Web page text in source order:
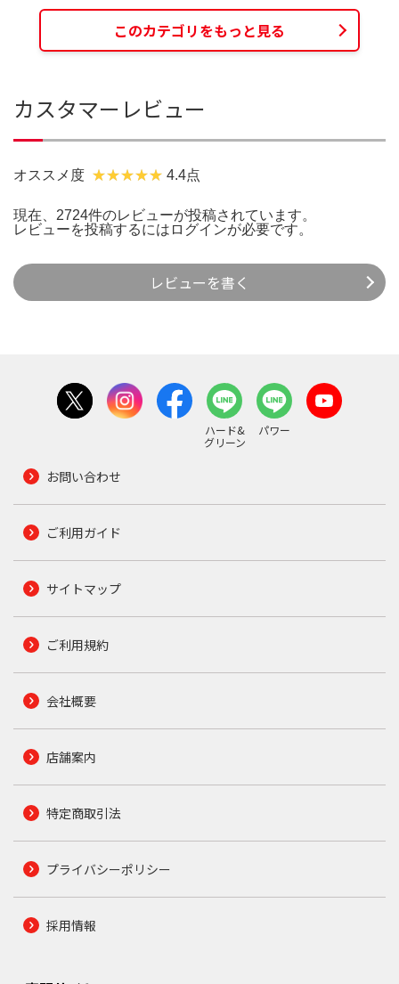
このカテゴリをもっと見る
カスタマーレビュー
オススメ度 4.4点
現在、2724件のレビューが投稿されています。
レビューを投稿するには ログインが必要です。
レビューを書く
ハード&
グリーン
パワー
お問い合わせ
ご利用ガイド
サイトマップ
ご利用規約
会社概要
店舗案内
特定商取引法
プライバシーポリシー
採用情報